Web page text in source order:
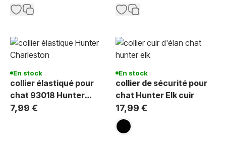
En stock
collier élastiqué pour
chat 93018 Hunter
Charleston rose
7,99 €
En stock
collier de sécurité pour
chat Hunter Elk cuir
17,99 €
noir